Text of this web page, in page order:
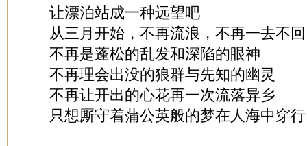
让漂泊站成一种远望吧
从三月开始，不再流浪，不再一去不回
不再是蓬松的乱发和深陷的眼神
不再理会出没的狼群与先知的幽灵
不再让开出的心花再一次流落异乡
只想厮守着蒲公英般的梦在人海中穿行